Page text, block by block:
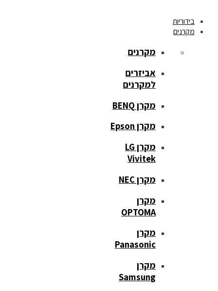
בידוריות
מקרנים
מקרנים
אביזרים
למקרנים
מקרן BENQ
מקרן Epson
מקרן LG
Vivitek
מקרן NEC
מקרן
OPTOMA
מקרן
Panasonic
מקרן
Samsung